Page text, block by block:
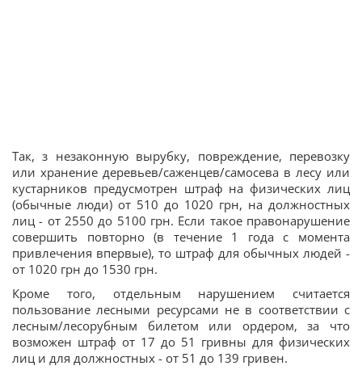
Так, з незаконную вырубку, повреждение, перевозку
или хранение деревьев/саженцев/самосева в лесу или
кустарников предусмотрен штраф на физических лиц
(обычные люди) от 510 до 1020 грн, на должностных
лиц - от 2550 до 5100 грн. Если такое правонарушение
совершить повторно (в течение 1 года с момента
привлечения впервые), то штраф для обычных людей -
от 1020 грн до 1530 грн.
Кроме того, отдельным нарушением считается
пользование лесными ресурсами не в соответствии с
лесным/лесорубным билетом или ордером, за что
возможен штраф от 17 до 51 гривны для физических
лиц и для должностных - от 51 до 139 гривен.